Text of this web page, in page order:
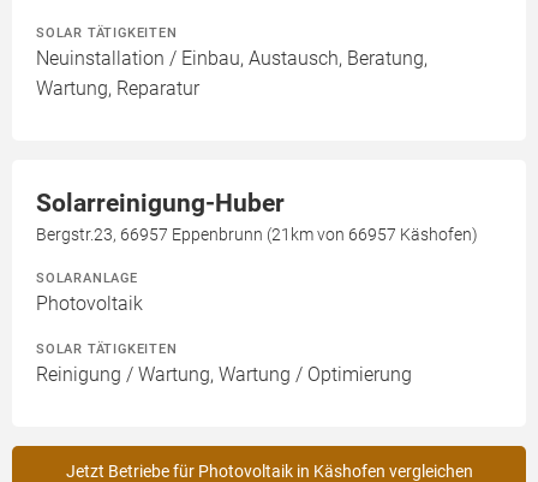
SOLAR TÄTIGKEITEN
Neuinstallation / Einbau, Austausch, Beratung,
Wartung, Reparatur
Solarreinigung-Huber
Bergstr.23, 66957 Eppenbrunn (21km von 66957 Käshofen)
SOLARANLAGE
Photovoltaik
SOLAR TÄTIGKEITEN
Reinigung / Wartung, Wartung / Optimierung
Jetzt Betriebe für Photovoltaik in Käshofen vergleichen